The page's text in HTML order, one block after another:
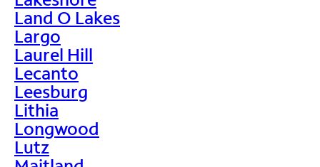
Land O Lakes
Largo
Laurel Hill
Lecanto
Leesburg
Lithia
Longwood
Lutz